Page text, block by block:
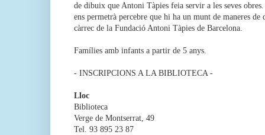
de dibuix que Antoni Tàpies feia servir a les seves
ens permetrà percebre que hi ha un munt de maneres
càrrec de la Fundació Antoni Tàpies de Barcelona.
Famílies amb infants a partir de 5 anys.
- INSCRIPCIONS A LA BIBLIOTECA -
Lloc
Biblioteca
Verge de Montserrat, 49
Tel. 93 895 23 87